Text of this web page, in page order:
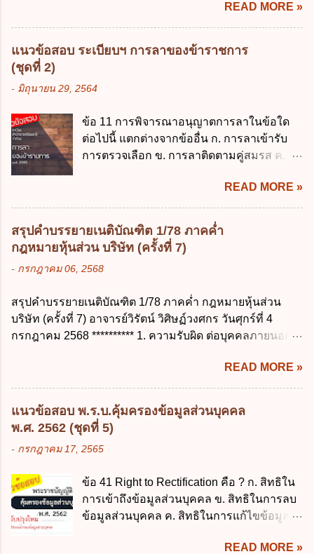
พฤษภาคม 2562 ข้อ 4 "บุคคลหรือนิติบุคคล
ซึ่งมีอำนาจหน้าที่ตัดสินใจเกี่ยวกับการเก็บ
รวบรวม ใช้ หรือเปิดเผยข้อมูลส่วนบุคคล" คือ
มีอำนาจแต่งตั้งพนักงานเจ้าหน้าที่ตามพระ
ราชบัญญัติคุ้มครองข้อมูลส่วนบุคคล พ.ศ.
2562 ก. นายกรัฐมนตรี ข. รัฐมนตรีว่าการ
ส่วนราชการมีเงินทดรองราชการเพื่อรองจ่าย
ตามข้อผูกพันในการกู้เงินจากต่างประเทศ ค.
รองรับการปฏิบัติงานด้านการเงินการคลังตาม
สามารถรอการเบิกเงินจากงบประมาณได้ ข้อ
ราชการ พ.ศ. 2562 ออกโดยอาศัยกฎหมาย
แม่บทใด ก. พระราชบัญญัติวิธีการงบ
ประมาณ พ.ศ. 2561 ข. พระราชบัญญัติวินัย
บัญญัติเงินคงคลัง พ.ศ. 2491 ง. ระเบียบ
กระทรวงการคลัง ว่าด้วยการเบิกเงินจากคลัง
การรับเงิน การจ่ายเงิน การเก็บรักษาเงิน และ
การนำเงินส่งคลัง พ.ศ. 2562 ข้อ 3 ส่วน
สำรองจ่ายได้แห่งละไม่เกินเท่าใร ก. 100,000
บาท ข. 50,000 บาท ค. 30,000 บาท ง. 10,000
บาท ข้อ 4 ดอกเบี้ยที่เกิดจากการนำเงินทดรอง
READ MORE »
แนวข้อสอบ ระเบียบฯ การลาของข้าราชการ
(ชุดที่ 2)
- มิถุนายน 29, 2564
ข้อ 11 การพิจารณาอนุญาตการลาในข้อใด
ต่อไปนี้ แตกต่างจากข้ออื่น ก. การลาเข้ารับ
การตรวจเลือก ข. การลาติดตามคู่สมรส ค.
ปฏิบัติการวิจัย หรือดูงาน ข้อ 12 ข้อใด ไม่ ถูก
ต้องเกี่ยวกับการลาไปช่วยเหลือภริยาที่คลอด
บุตร ก. ต้องเป็นภริยาโดยชอบด้วยกฎหมาย ข.
ลาได้เพียงครั้งเดียว ค. ต้องลาภายใน 90 วัน
นับแต่วันที่คลอดบุตร ง. ลาได้ครั้งหนึ่งติดต่อ
กันไม่เกิน 15 วันทำการ ข้อ 13 สิทธิลากิจส่วน
เกิน 90 วัน ข. ลาต่อเนื่องจากการคลอดบุตรได้
ไม่เกิน 90 วันทำการ ค. ลาได้ไม่เกิน 120 วัน
ง. ลาต่อเนื่องจากการคลอดบุตรได้ไม่เกิน 150
รัฐมนตรี ว่าด้วยการลาของข้าราชการ พ.ศ.
2555 กำหนดให้ข้าราชการที่รับราชการติดต่อ
กันมาแล้วไม่น้อยกว่า 10 ปี มีสิทธินำวันลาพัก
ผ่อนสะสมรวมกับวันลาพักผ่อนในปีปัจจุบันได้
15 การลาติดตามคู่สมรส ต้องมีระยะเวลาไม่
เกินกำหนดในข้อใดเพื่อมิให้มีผลเป็นการลา
ออกจากราชการ ก. ไม่เกิน 2 ปี ข. ไม่เกิน 3...
READ MORE »
สรุปคำบรรยายเนติบัณฑิต 1/78 ภาคค่ำ
กฎหมายหุ้นส่วน บริษัท (ครั้งที่ 7)
- กรกฎาคม 06, 2568
สรุปคำบรรยายเนติบัณฑิต 1/78 ภาคค่ำ กฎหมายหุ้นส่วน
บริษัท (ครั้งที่ 7) อาจารย์วิรัตน์ วิศิษฏ์วงศกร วันศุกร์ที่ 4
กรกฎาคม 2568 ********** 1. ความรับผิด ต่อบุคคลภายนอก
คนใดคนหนึ่งได้จัดทำไปในทางที่เป็น ธรรมดาการค้าขาย
ของห้างหุ้นส่วน ม.1050 , 1025 โดยพิจารณาตามสภาพแห่ง
กิจการ การงานของห้าง และประเพณีทางการค้า -หุ้นส่วน
ต้องจัดการในนามของห้าง ไม่ว่าจะมีมูลเหตุจูงใจเพราะทุจริต
หรือมีอำนาจจัดการหรือไม่ก็ตาม จึงเป็นไปตามหลักกฎหมาย
ปิดปากหุ้นส่วนคนอื่น และหลักลูกหนี้ร่วมตามม.291 เพื่อ
เกิดมูลหนี้ใดก็ตาม รวมถึงมูลละเมิด 1.1) กรณีห้างหุ้นส่วน
สามัญจดทะเบียน เมื่อห้าง ผิดนัด ชำระหนี้ เจ้าหนี้ของห้างฯ
ชอบที่จะเรียกให้ชำระหนี้เอาแต่ผู้เป็นหุ้นส่วนคนใคคนหนึ่ง
READ MORE »
แนวข้อสอบ พ.ร.บ.คุ้มครองข้อมูลส่วนบุคคล
พ.ศ. 2562 (ชุดที่ 5)
- กรกฎาคม 17, 2565
ข้อ 41 Right to Rectification คือ ? ก. สิทธิใน
การเข้าถึงข้อมูลส่วนบุคคล ข. สิทธิในการลบ
ข้อมูลส่วนบุคคล ค. สิทธิในการแก้ไขข้อมูล
การประมวลผลข้อมูลส่วนบุคคล ข้อ 42 ผู้
READ MORE »